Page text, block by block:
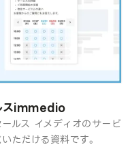
スimmedio
ルス イメディオのサービ
ただける資料です。